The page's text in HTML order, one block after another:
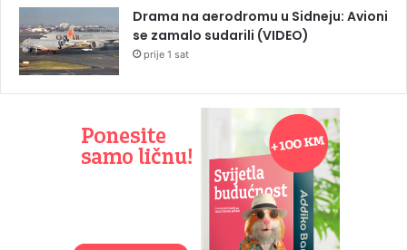
Drama na aerodromu u Sidneju: Avioni
se zamalo sudarili (VIDEO)
prije 1 sat